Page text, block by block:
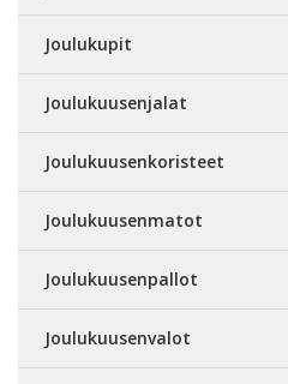
Joulukupit
Joulukuusenjalat
Joulukuusenkoristeet
Joulukuusenmatot
Joulukuusenpallot
Joulukuusenvalot